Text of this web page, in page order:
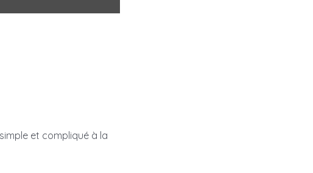
et compliqué à la